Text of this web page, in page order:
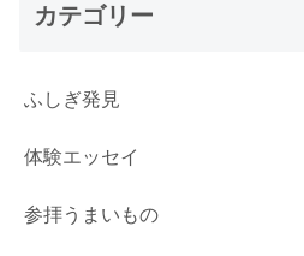
カテゴリー
ふしぎ発見
体験エッセイ
参拝うまいもの